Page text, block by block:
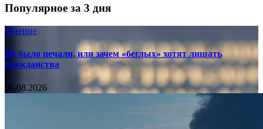
Популярное за 3 дня
Мнение
Не было печали, или зачем «беглых» хотят лишать
гражданства
06.08.2026